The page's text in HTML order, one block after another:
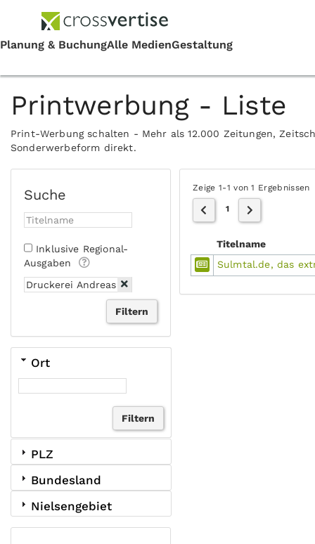
Printwerbung - Liste
Print-Werbung schalten - Mehr als 12.000 Zeitungen,
Sonderwerbeform direkt.
Suche
Inklusive Regional-
Ausgaben
Ort
PLZ
Bundesland
Nielsengebiet
Zeige 1-1 von 1 Ergebnissen
1
Titelname
Sulmtal.de, das